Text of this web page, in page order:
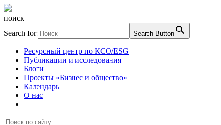
поиск
Search for:
Search Button
Ресурсный центр по КСО/ESG
Публикации и исследования
Блоги
Проекты «Бизнес и общество»
Календарь
О нас